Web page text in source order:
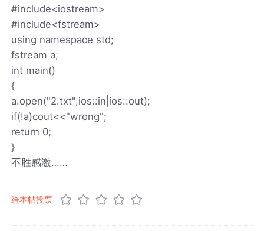
#include<iostream>
#include<fstream>
using namespace std;
fstream a;
int main()
{
a.open("2.txt",ios::in|ios::out);
if(!a)cout<<"wrong";
return 0;
}
不胜感激……
给本帖投票